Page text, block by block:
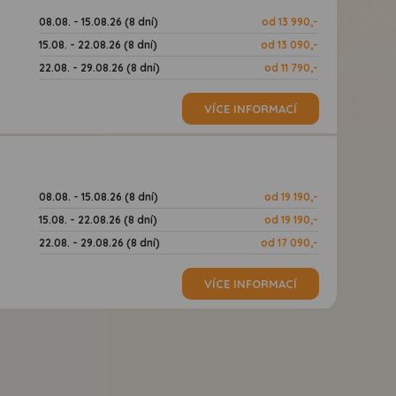
08.08. - 15.08.26 (8 dní)
od 13 990,-
15.08. - 22.08.26 (8 dní)
od 13 090,-
22.08. - 29.08.26 (8 dní)
od 11 790,-
VÍCE INFORMACÍ
08.08. - 15.08.26 (8 dní)
od 19 190,-
15.08. - 22.08.26 (8 dní)
od 19 190,-
22.08. - 29.08.26 (8 dní)
od 17 090,-
VÍCE INFORMACÍ